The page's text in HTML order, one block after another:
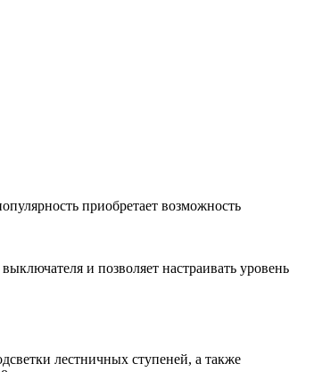
приобретает возможность
и позволяет настраивать уровень
лестничных ступеней, а также